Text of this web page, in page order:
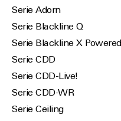
Serie Adorn
Serie Blackline Q
Serie Blackline X Powered
Serie CDD
Serie CDD-Live!
Serie CDD-WR
Serie Ceiling